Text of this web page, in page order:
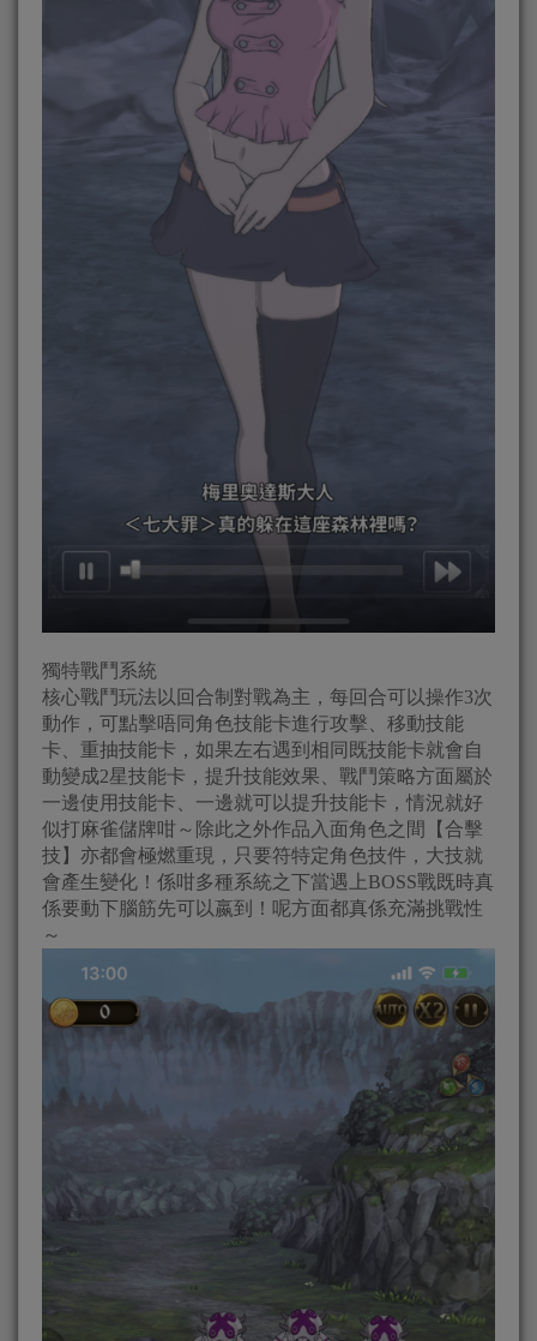
獨特戰鬥系統
核心戰鬥玩法以回合制對戰為主，每回合可以操作3次
動作，可點擊唔同角色技能卡進行攻擊、移動技能
卡、重抽技能卡，如果左右遇到相同既技能卡就會自
動變成2星技能卡，提升技能效果、戰鬥策略方面屬於
一邊使用技能卡、一邊就可以提升技能卡，情況就好
似打麻雀儲牌咁～除此之外作品入面角色之間【合擊
技】亦都會極燃重現，只要符特定角色技件，大技就
會產生變化！係咁多種系統之下當遇上BOSS戰既時真
係要動下腦筋先可以嬴到！呢方面都真係充滿挑戰性
～